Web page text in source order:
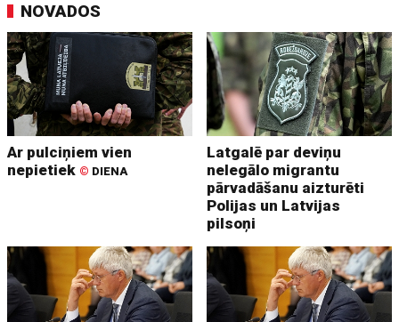
NOVADOS
Ar pulciņiem vien
nepietiek © DIENA
Latgalē par deviņu
nelegālo migrantu
pārvadāšanu aizturēti
Polijas un Latvijas
pilsoņi